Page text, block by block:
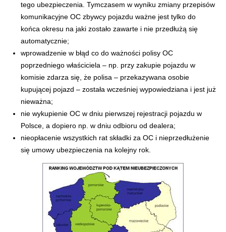
tego ubezpieczenia. Tymczasem w wyniku zmiany przepisów
komunikacyjne OC zbywcy pojazdu ważne jest tylko do
końca okresu na jaki zostało zawarte i nie przedłużą się
automatycznie;
wprowadzenie w błąd co do ważności polisy OC
poprzedniego właściciela – np. przy zakupie pojazdu w
komisie zdarza się, że polisa – przekazywana osobie
kupującej pojazd – została wcześniej wypowiedziana i jest już
nieważna;
nie wykupienie OC w dniu pierwszej rejestracji pojazdu w
Polsce, a dopiero np. w dniu odbioru od dealera;
nieopłacenie wszystkich rat składki za OC i nieprzedłużenie
się umowy ubezpieczenia na kolejny rok.